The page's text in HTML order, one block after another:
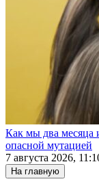
Как мы два месяца
опасной мутацией
7 августа 2026,
На главную